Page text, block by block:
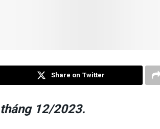
Share on Twitter
12/2023.